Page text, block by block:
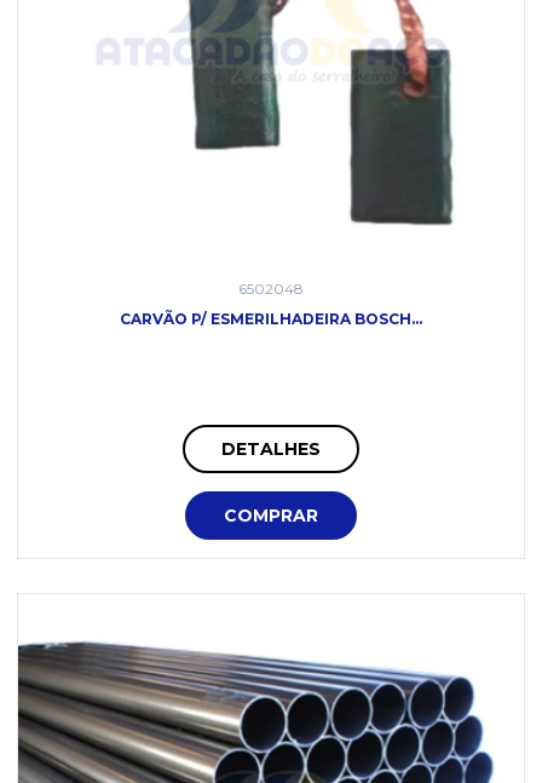
6502048
CARVÃO P/ ESMERILHADEIRA BOSCH...
DETALHES
COMPRAR